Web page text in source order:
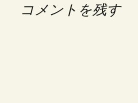
コメントを残す